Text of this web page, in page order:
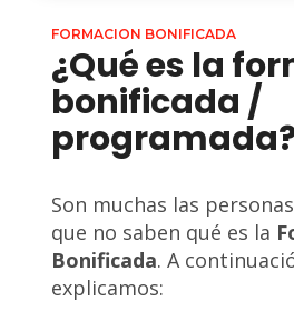
FORMACION BONIFICADA
¿Qué es la
bonificada /
Son muchas las
que no saben qué es la
Bonificada. A
explicamos: